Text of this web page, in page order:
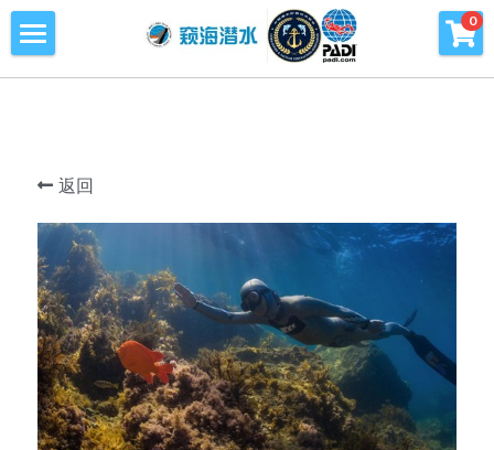
0
首页
潜水海洋公益环保
青少年潜水训练营
旅行及潜水旅行
窥海潜水训练基地
潜水知识库
PADI周边产品
返回
×
商品分类